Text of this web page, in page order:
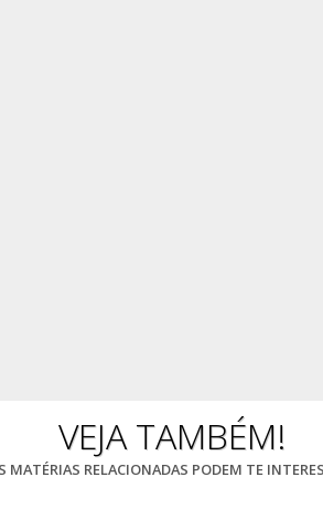
VEJA TAMBÉM!
MATÉRIAS RELACIONADAS PODEM TE